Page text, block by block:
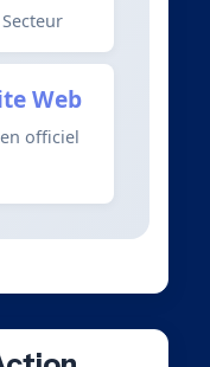
Secteur
Web
officiel